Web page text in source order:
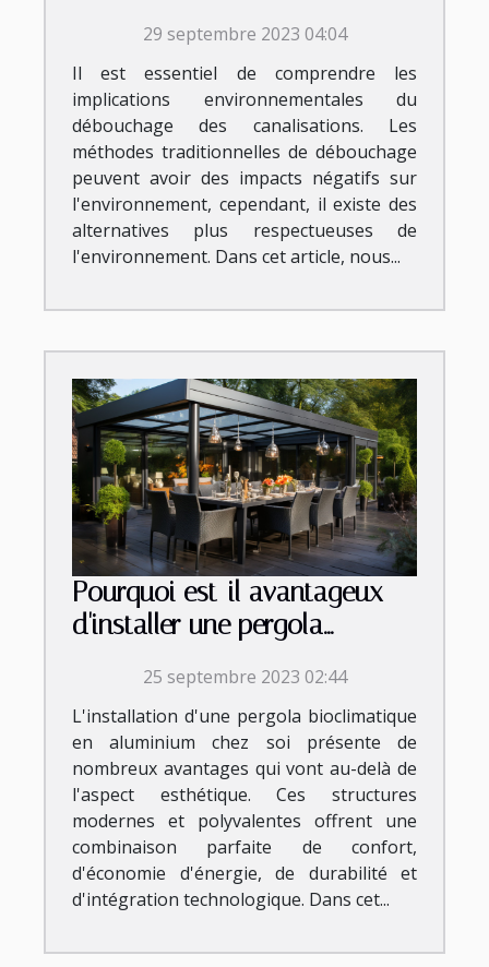
canalisations
29 septembre 2023 04:04
Il est essentiel de comprendre les
implications environnementales du
débouchage des canalisations. Les
méthodes traditionnelles de débouchage
peuvent avoir des impacts négatifs sur
l'environnement, cependant, il existe des
alternatives plus respectueuses de
l'environnement. Dans cet article, nous...
Pourquoi est-il avantageux
d'installer une pergola
25 septembre 2023 02:44
L'installation d'une pergola bioclimatique
en aluminium chez soi présente de
nombreux avantages qui vont au-delà de
l'aspect esthétique. Ces structures
modernes et polyvalentes offrent une
combinaison parfaite de confort,
d'économie d'énergie, de durabilité et
d'intégration technologique. Dans cet...